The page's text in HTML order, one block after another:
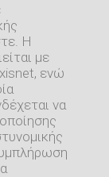
Η
με
ενώ
να